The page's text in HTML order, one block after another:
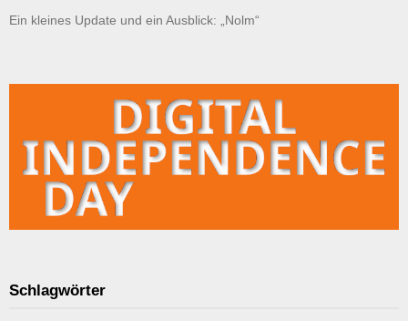
Ein kleines Update und ein Ausblick: „Nolm“
Schlagwörter